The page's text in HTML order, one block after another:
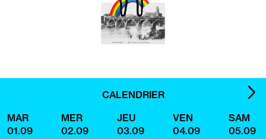
CALENDRIER
MAR
01.09
MER
02.09
JEU
03.09
VEN
04.09
SAM
05.09